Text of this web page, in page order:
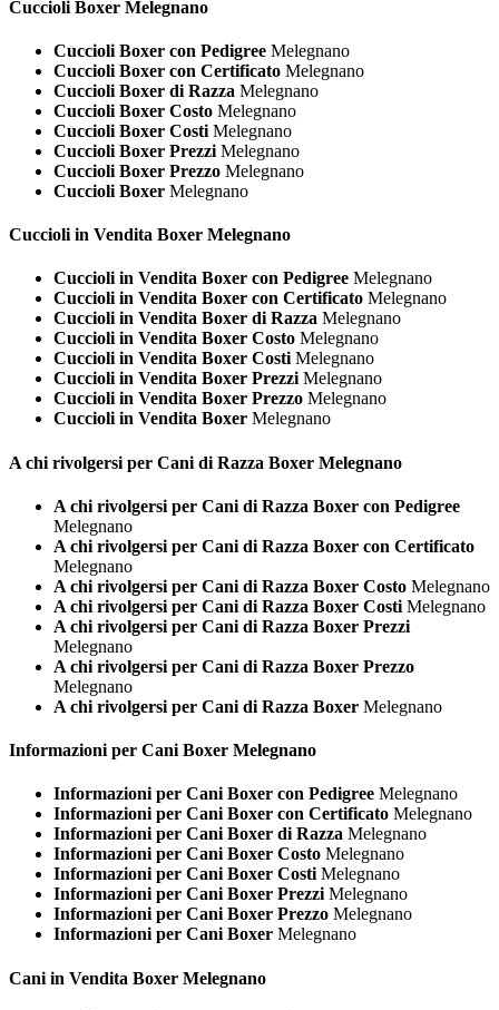
Cuccioli Boxer Melegnano
Cuccioli Boxer con Pedigree Melegnano
Cuccioli Boxer con Certificato Melegnano
Cuccioli Boxer di Razza Melegnano
Cuccioli Boxer Costo Melegnano
Cuccioli Boxer Costi Melegnano
Cuccioli Boxer Prezzi Melegnano
Cuccioli Boxer Prezzo Melegnano
Cuccioli Boxer Melegnano
Cuccioli in Vendita Boxer Melegnano
Cuccioli in Vendita Boxer con Pedigree Melegnano
Cuccioli in Vendita Boxer con Certificato Melegnano
Cuccioli in Vendita Boxer di Razza Melegnano
Cuccioli in Vendita Boxer Costo Melegnano
Cuccioli in Vendita Boxer Costi Melegnano
Cuccioli in Vendita Boxer Prezzi Melegnano
Cuccioli in Vendita Boxer Prezzo Melegnano
Cuccioli in Vendita Boxer Melegnano
A chi rivolgersi per Cani di Razza Boxer Melegnano
A chi rivolgersi per Cani di Razza Boxer con Pedigree
Melegnano
A chi rivolgersi per Cani di Razza Boxer con Certificato
Melegnano
A chi rivolgersi per Cani di Razza Boxer Costo Melegnano
A chi rivolgersi per Cani di Razza Boxer Costi Melegnano
A chi rivolgersi per Cani di Razza Boxer Prezzi
Melegnano
A chi rivolgersi per Cani di Razza Boxer Prezzo
Melegnano
A chi rivolgersi per Cani di Razza Boxer Melegnano
Informazioni per Cani Boxer Melegnano
Informazioni per Cani Boxer con Pedigree Melegnano
Informazioni per Cani Boxer con Certificato Melegnano
Informazioni per Cani Boxer di Razza Melegnano
Informazioni per Cani Boxer Costo Melegnano
Informazioni per Cani Boxer CostiMelegnano
Informazioni per Cani Boxer PrezziMelegnano
Informazioni per Cani Boxer Prezzo Melegnano
Informazioni per Cani Boxer Melegnano
Cani in Vendita Boxer Melegnano